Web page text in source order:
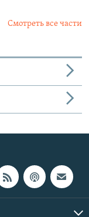
Смотреть все части